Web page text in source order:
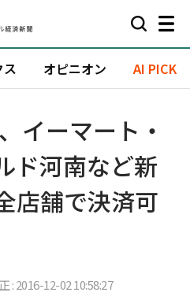
ス オピニオン AI PICK
イーマート・
ド河南など新
店舗で決済可
: 2016-12-02 10:58:27